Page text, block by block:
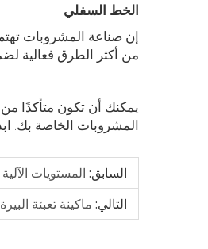
الخط السفلي
إن صناعة المشروبات
من أكثر الطرق فعالية
يمكنك أن تكون متأكدًا
المشروبات الخاصة بك.
السابق: المستويات
التالي: ماكينة تعبئة